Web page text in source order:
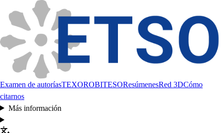
Examen de autoríasTEXOROBITESOResúmenesRed 3DCómo
citarnos
Más información